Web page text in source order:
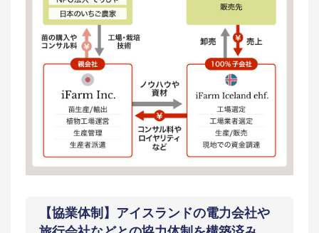
【協業体制】アイスランドの電力会社や